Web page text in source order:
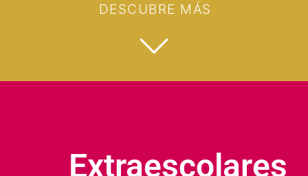
DESCUBRE MÁS
Extraescolares